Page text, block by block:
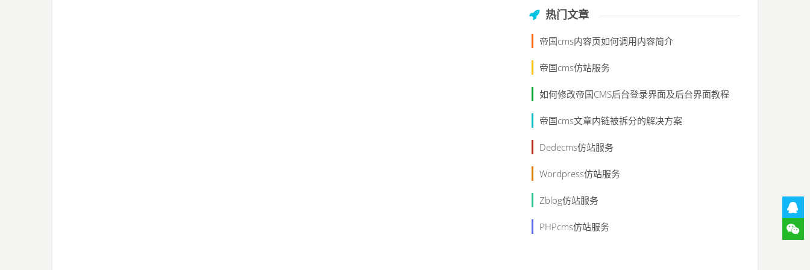
热门文章
帝国cms内容页如何调用内容简介
帝国cms仿站服务
如何修改帝国CMS后台登录界面及后台界面教程
帝国cms文章内链被拆分的解决方案
Dedecms仿站服务
Wordpress仿站服务
Zblog仿站服务
PHPcms仿站服务